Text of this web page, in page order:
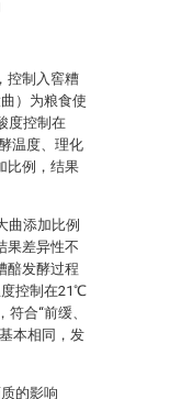
控制入窖糟
）为粮食使
度控制在
温度、理化
比例，结果
曲添加比例
果差异性不
醅发酵过程
度控制在21℃
合“前缓、
本相同，发
的影响